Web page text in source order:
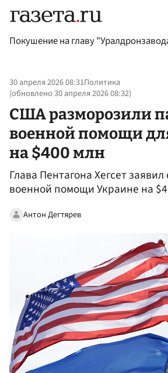
Покушение на главу
30 апреля 2026 08:31Политика
(обновлено30 апреля 2026 08:32)
США разморозили
военной помощи
на $400 млн
Глава Пентагона Хегсет
военной помощи Украине на
Антон Дегтярев